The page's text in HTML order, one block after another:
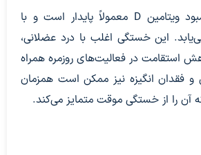
خستگی ناشی از کمبود ویتامین D معمولاً پایدار است و با
این خستگی اغلب با درد عضلانی،
استقامت در فعالیت‌های روزمره همراه
فقدان انگیزه نیز ممکن است همزمان
آن را از خستگی موقت متمایز می‌کند.